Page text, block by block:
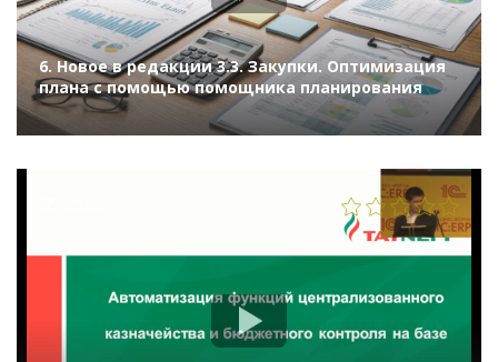
6. Новое в редакции 3.3. Закупки. Оптимизация
плана c помощью помощника планирования